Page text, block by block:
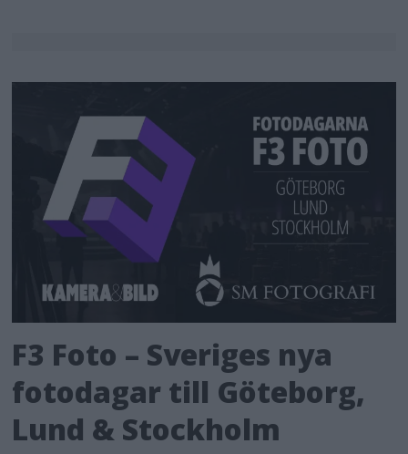
F3 Foto – Sveriges nya
fotodagar till Göteborg,
Lund & Stockholm